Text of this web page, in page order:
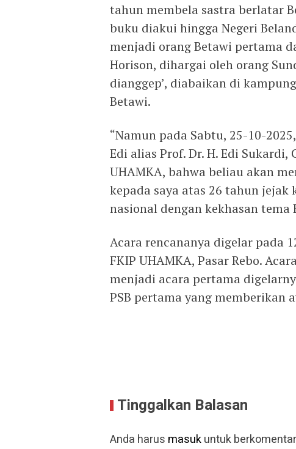
tahun membela sastra berlatar
buku diakui hingga Negeri
menjadi orang Betawi pertama
Horison, dihargai oleh orang
dianggep’, diabaikan di
Betawi.
“Namun pada Sabtu, 25-10-
Edi alias Prof. Dr. H. Edi Sukardi,
UHAMKA, bahwa beliau akan
kepada saya atas 26 tahun jejak
nasional dengan kekhasan tema
Acara rencananya digelar pada
FKIP UHAMKA, Pasar Rebo.
menjadi acara pertama
PSB pertama yang memberikan
Tinggalkan Balasan
Anda harus masukuntuk